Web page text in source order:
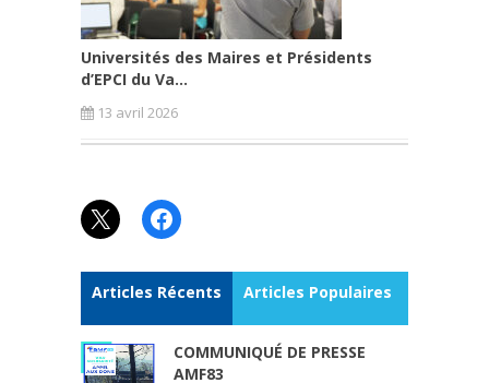
Universités des Maires et Présidents
d’EPCI du Va...
13 avril 2026
X Facebook
Articles Récents Articles Populaires
COMMUNIQUÉ DE PRESSE
AMF83